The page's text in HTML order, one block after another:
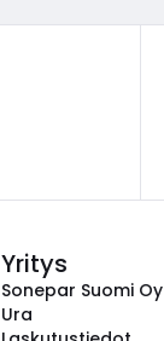
Yritys
Sonepar Suomi Oy
Ura